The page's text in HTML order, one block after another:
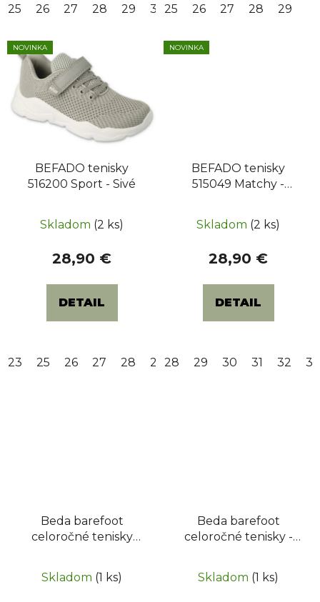
25 26 27 28 29 30 32 34 35
25 26 27 28 29
NOVINKA
BEFADO tenisky
516200 Sport - Sivé
Skladom (2 ks)
28,90 €
DETAIL
23 25 26 27 28 29 32
NOVINKA
BEFADO tenisky
515049 Matchy -
Skladom (2 ks)
28,90 €
DETAIL
28 29 30 31 32 33
Beda barefoot
celoročné tenisky
Skladom (1 ks)
Beda barefoot
celoročné tenisky -
Skladom (1 ks)